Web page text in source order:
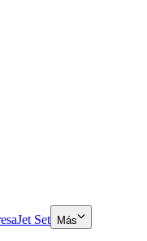
Jet Set Más